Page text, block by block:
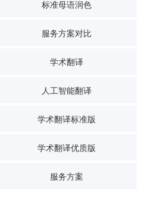
标准母语润色
服务方案对比
学术翻译
人工智能翻译
学术翻译标准版
学术翻译优质版
服务方案